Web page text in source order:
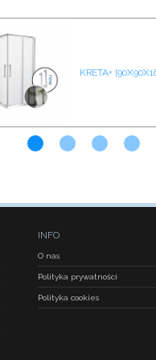
KRETA+
INFO
O nas
Polityka prywatności
Polityka cookies